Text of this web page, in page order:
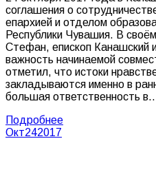
соглашения о
епархией и отделом
Республики Чувашия. В
Стефан, епископ Канашский
важность начинаемой
отметил, что истоки
закладываются именно в
большая ответственность
Подробнее
Окт242017